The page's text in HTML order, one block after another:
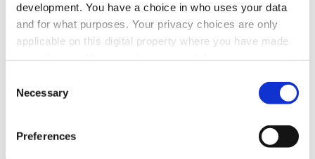
development. You have a choice in who uses your data
and for what purposes. Your privacy choices are only
applicable on this digital property where you have made
the Privacy trigger icon.
Find out more about how your personal data is processed
and set your preferences in the
Selection
Necessary
Preferences
Undersökningen, gjorde bland 1 000 personer, tyder på att
svenskarna är mer negativa till reklam i år jämfört med 2014.
Andelen ganska eller mycket positiva har minskat marginellt från 16
till 15 procent.’ Andelen ganska eller mycket negativa har däremot
ökat från 30 till 45 procent. Respondenterna fick svara på frågan:
INIZIO: De rödgröna knappar in på